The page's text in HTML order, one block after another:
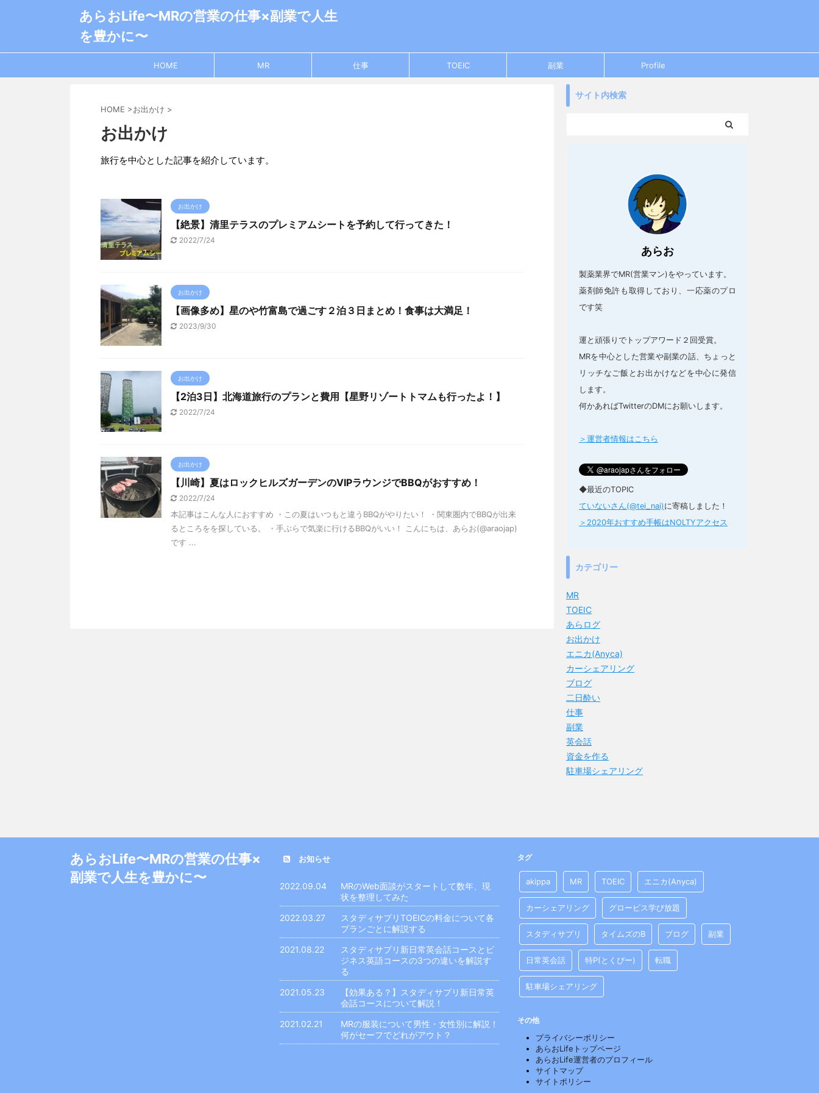
あらおLife〜MRの営業の仕事×副業で人生
を豊かに〜
HOME MR 仕事 TOEIC 副業 Profile
HOME >お出かけ >
お出かけ
旅行を中心とした記事を紹介しています。
お出かけ
【絶景】清里テラスのプレミアムシートを予約して行ってきた！
2022/7/24
お出かけ
【画像多め】星のや竹富島で過ごす２泊３日まとめ！食事は大満足！
2023/9/30
お出かけ
【2泊3日】北海道旅行のプランと費用【星野リゾートトマムも行ったよ！】
2022/7/24
お出かけ
【川崎】夏はロックヒルズガーデンのVIPラウンジでBBQがおすすめ！
2022/7/24
本記事はこんな人におすすめ ・この夏はいつもと違うBBQがやりたい！ ・関東圏内でBBQが出来
るところをを探している。 ・手ぶらで気楽に行けるBBQがいい！ こんにちは、あらお(@araojap)
です ...
サイト内検索
あらお
製薬業界でMR(営業マン)をやっています。
薬剤師免許も取得しており、一応薬のプロ
です笑
運と頑張りでトップアワード２回受賞。
MRを中心とした営業や副業の話、ちょっと
リッチなご飯とお出かけなどを中心に発信
します。
何かあればTwitterのDMにお願いします。
＞運営者情報はこちら
◆最近のTOPIC
ていないさん(@tei_nai)に寄稿しました！
＞2020年おすすめ手帳はNOLTYアクセス
カテゴリー
MR
TOEIC
あらログ
お出かけ
エニカ(Anyca)
カーシェアリング
ブログ
二日酔い
仕事
副業
英会話
資金を作る
駐車場シェアリング
お知らせ
2022.09.04
MRのWeb面談がスタートして数年、現
状を整理してみた
2022.03.27
スタディサプリTOEICの料金について各
プランごとに解説する
2021.08.22
スタディサプリ新日常英会話コースとビ
ジネス英語コースの3つの違いを解説す
る
2021.05.23
【効果ある？】スタディサプリ新日常英
会話コースについて解説！
2021.02.21
MRの服装について男性・女性別に解説！
何がセーフでどれがアウト？
タグ
akippa MR TOEIC エニカ(Anyca)
カーシェアリング グロービス学び放題
スタディサプリ タイムズのB ブログ 副業
日常英会話 特P(とくぴー) 転職
駐車場シェアリング
その他
プライバシーポリシー
あらおLifeトップページ
あらおLife運営者のプロフィール
サイトマップ
サイトポリシー
あらおLife〜MRの営業の仕事×
副業で人生を豊かに〜